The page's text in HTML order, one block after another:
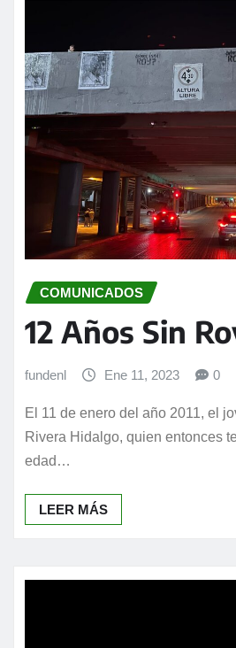
COMUNICADOS
12 Años Sin
fundenl Ene 11, 2023 0
El 11 de enero del año 2011, el
Rivera Hidalgo, quien entonces
edad…
LEER MÁS